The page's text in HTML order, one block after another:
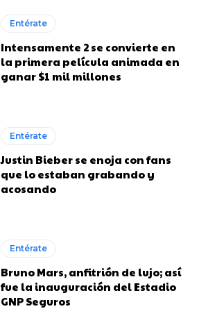
Entérate
Intensamente 2 se convierte en
la primera película animada en
ganar $1 mil millones
Entérate
Justin Bieber se enoja con fans
que lo estaban grabando y
acosando
Entérate
Bruno Mars, anfitrión de lujo; así
fue la inauguración del Estadio
GNP Seguros